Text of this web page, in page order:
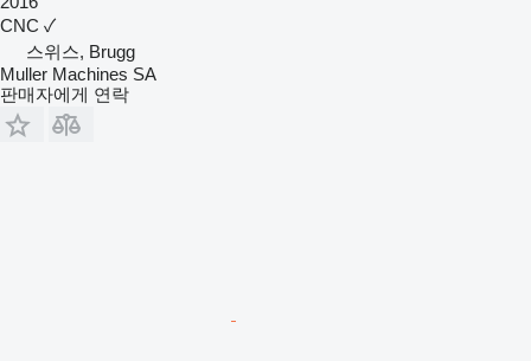
CNC ✓
스위스, Brugg
Muller Machines SA
판매자에게 연락